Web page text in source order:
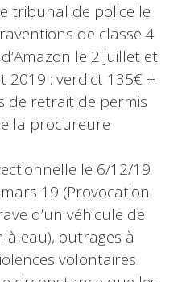
tribunal de police le
de classe 4
le 2 juillet et
2019 : verdict 135€ +
de retrait de permis
la procureure
le 6/12/19
19 (Provocation
d’un véhicule de
à eau), outrages à
volontaires